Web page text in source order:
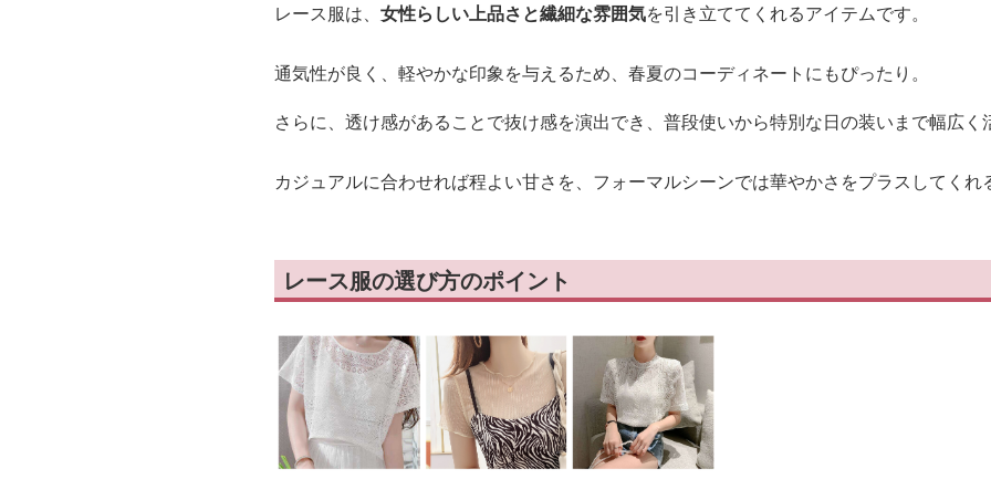
レース服は、 女性らしい上品さと繊細な雰囲気を引き立ててくれるアイテムです。
通気性が良く、軽やかな印象を与えるため、春夏のコーディネートにもぴったり。
さらに、透け感があることで抜け感を演出でき、普段使いから特別な日の装いまで幅広く
カジュアルに合わせれば程よい甘さを、フォーマルシーンでは華やかさをプラスしてくれ
レース服の選び方のポイント